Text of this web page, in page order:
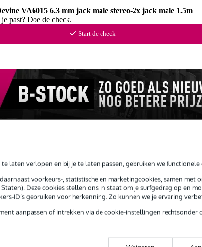
laten verlopen en bij je te laten passen, gebruiken we functionele
voorkeurs-, statistische en marketingcookies, samen met
Deze cookies stellen ons in staat om je surfgedrag op en
ID’s gebruiken voor herkenning. Zo kunnen we je ervaring
aanpassen of intrekken via de cookie-instellingen rechtsonder
VA6015 6.3 mm jack male stereo-2x jack male 1.5m
past? Doe de check.
Start de check
male 1.5m verloopkabel